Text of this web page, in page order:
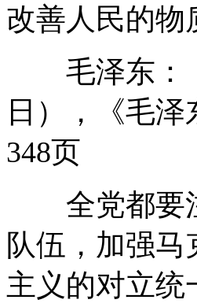
改善人民的物
毛泽东：《
日），《毛
348页
全党都要注
队伍，加强
主义的对立统